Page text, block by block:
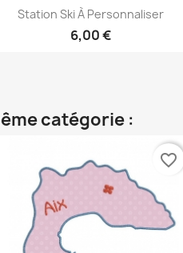
Aperçu rapide
Station Ski À Personnaliser
6,00 €
catégorie :
favorite_border